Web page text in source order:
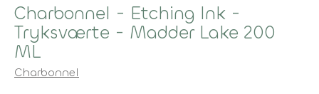
Charbonnel - Etching Ink -
Tryksværte - Madder Lake 200
ML
Charbonnel